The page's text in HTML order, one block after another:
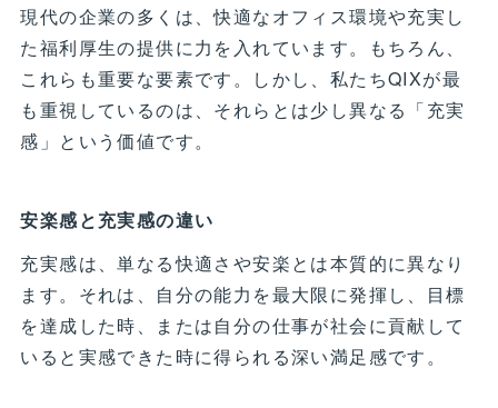
現代の企業の多くは、快適なオフィス環境や充実し
た福利厚生の提供に力を入れています。もちろん、
これらも重要な要素です。しかし、私たちQIXが最
も重視しているのは、それらとは少し異なる「充実
感」という価値です。
安楽感と充実感の違い
充実感は、単なる快適さや安楽とは本質的に異なり
ます。それは、自分の能力を最大限に発揮し、目標
を達成した時、または自分の仕事が社会に貢献して
いると実感できた時に得られる深い満足感です。